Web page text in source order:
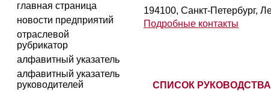
главная страница
новости предприятий
отраслевой
рубрикатор
алфавитный указатель
алфавитный указатель
руководителей
194100, Санкт-Петербург,
Подробные контакты
СПИСОК РУКОВОДСТВА